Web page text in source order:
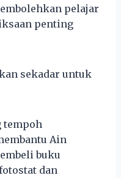
pelajar
penting
sekadar untuk
tempoh
Ain
buku
dan